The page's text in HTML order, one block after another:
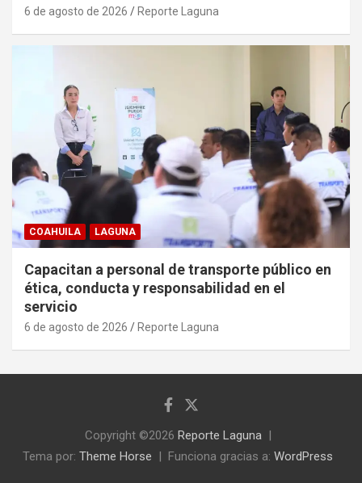
6 de agosto de 2026 Reporte Laguna
COAHUILA LAGUNA
Capacitan a personal de transporte público en
ética, conducta y responsabilidad en el
servicio
6 de agosto de 2026 Reporte Laguna
Copyright ©2026 Reporte Laguna
Tema por: Theme Horse Funciona gracias a: WordPress